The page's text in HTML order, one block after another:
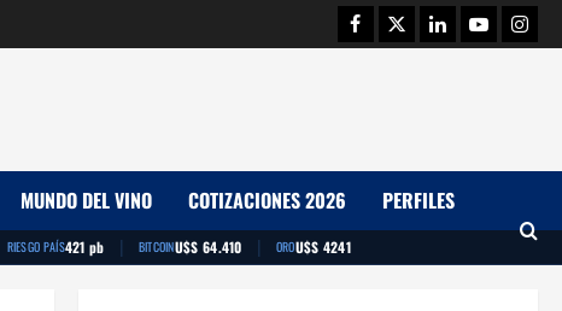
Facebook
TwitterLinkedinYoutube
MUNDO DEL VINO COTIZACIONES 2026 PERFILES
RIESGO PAÍS421 pb | BITCOINU$S 64.410 | OROU$S 4241